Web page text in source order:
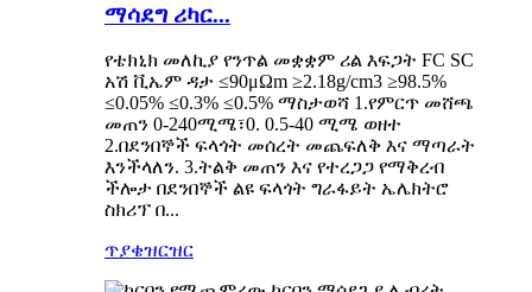
ማሳደግ ሪካር...
የቴክኒክ መለኪያ የንጥል መቋቋም ሪል እፍጋት FC SC
አሽ ቪኤም ዳታ ≤90μΩm ≥2.18g/cm3 ≥98.5%
≤0.05% ≤0.3% ≤0.5% ማስታወሻ 1.የምርጥ መሸጫ
መጠን 0-240ሚሜ፣0. 0.5-40 ሚሜ ወዘተ
2.በደንበኞች ፍላጎት መሰረት መጨፍለቅ እና ማጣራት
እንችላለን. 3.ትልቅ መጠን እና የተረጋጋ የማቅረብ
ችሎታ በደንበኞች ልዩ ፍላጎት ግራፋይት ኤሌክትሮ
ስክሪፕ በ...
ጥያቄዝርዝር